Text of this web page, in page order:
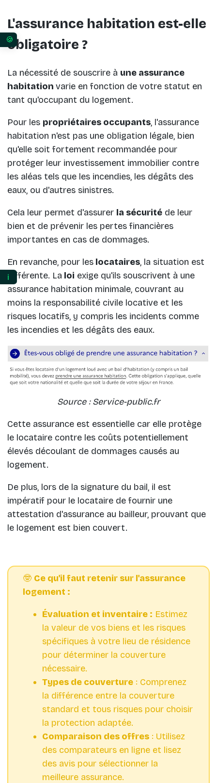
L'assurance habitation est-elle
obligatoire ?
La nécessité de souscrire à une assurance
habitation varie en fonction de votre statut en
tant qu'occupant du logement.
Pour les propriétaires occupants, l'assurance
habitation n'est pas une obligation légale, bien
qu'elle soit fortement recommandée pour
protéger leur investissement immobilier contre
les aléas tels que les incendies, les dégâts des
eaux, ou d'autres sinistres.
Cela leur permet d'assurer la sécurité de leur
bien et de prévenir les pertes financières
importantes en cas de dommages.
En revanche, pour les locataires, la situation est
différente. La loi exige qu'ils souscrivent à une
assurance habitation minimale, couvrant au
moins la responsabilité civile locative et les
risques locatifs, y compris les incidents comme
les incendies et les dégâts des eaux.
Source : Service-public.fr
Cette assurance est essentielle car elle protège
le locataire contre les coûts potentiellement
élevés découlant de dommages causés au
logement.
De plus, lors de la signature du bail, il est
impératif pour le locataire de fournir une
attestation d'assurance au bailleur, prouvant que
le logement est bien couvert.
🤓 Ce qu'il faut retenir sur l'assurance
logement :
Évaluation et inventaire : Estimez
la valeur de vos biens et les risques
spécifiques à votre lieu de résidence
pour déterminer la couverture
nécessaire.
Types de couverture : Comprenez
la différence entre la couverture
standard et tous risques pour choisir
la protection adaptée.
Comparaison des offres : Utilisez
des comparateurs en ligne et lisez
des avis pour sélectionner la
meilleure assurance.
Vos préférences en matière de consentement
ℹ️